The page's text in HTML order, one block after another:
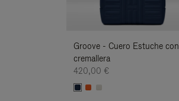
Groove - Cuero Estuche con
cremallera
420,00 €